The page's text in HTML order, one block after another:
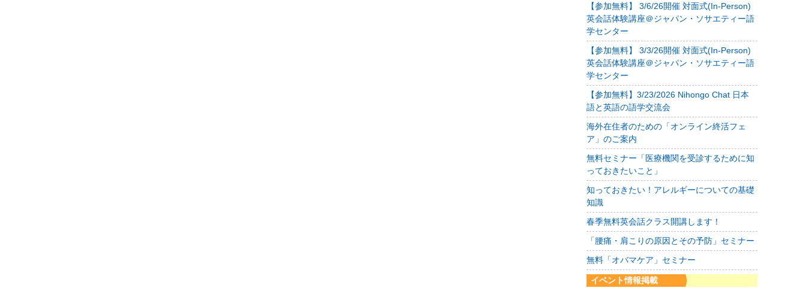
【参加無料】 3/6/26開催 対面式(In-Person)
英会話体験講座＠ジャパン・ソサエティー語
学センター
【参加無料】 3/3/26開催 対面式(In-Person)
英会話体験講座＠ジャパン・ソサエティー語
学センター
【参加無料】3/23/2026 Nihongo Chat 日本
語と英語の語学交流会
海外在住者のための「オンライン終活フェ
ア」のご案内
無料セミナー「医療機関を受診するために知
っておきたいこと」
知っておきたい！アレルギーについての基礎
知識
春季無料英会話クラス開講します！
「腰痛・肩こりの原因とその予防」セミナー
無料「オバマケア」セミナー
イベント情報掲載